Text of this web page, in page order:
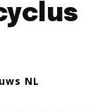
NL